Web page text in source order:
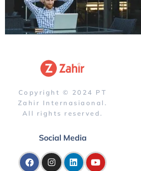
Copyright © 2024 PT
Zahir Internasiaonal.
All rights reserved.
Social Media